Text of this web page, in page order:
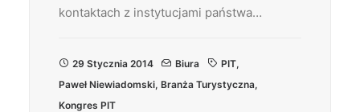
kontaktach z instytucjami państwa…
29 Stycznia 2014 Biura PIT,
Paweł Niewiadomski, Branża Turystyczna,
Kongres PIT